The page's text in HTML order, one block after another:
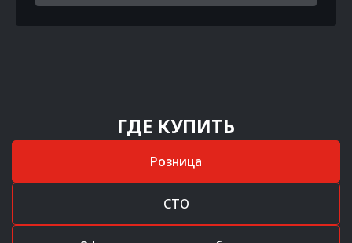
ГДЕ КУПИТЬ
Розница
СТО